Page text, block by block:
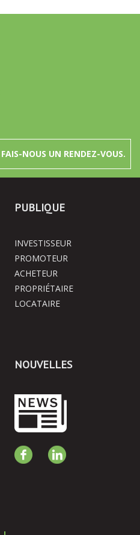
FAIS-NOUS UN RENDEZ-VOUS.
PUBLIQUE
INVESTISSEUR
PROMOTEUR
ACHETEUR
PROPRIÉTAIRE
LOCATAIRE
NOUVELLES